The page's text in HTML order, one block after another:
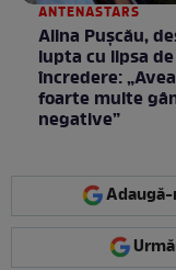
ANTENASTARS
Alina Pușcău,
lupta cu lipsa de
încredere:
foarte multe
negative”